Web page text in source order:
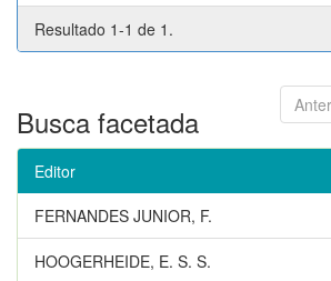
Resultado 1-1 de 1.
Busca facetada
Editor
FERNANDES JUNIOR, F.
HOOGERHEIDE, E. S. S.